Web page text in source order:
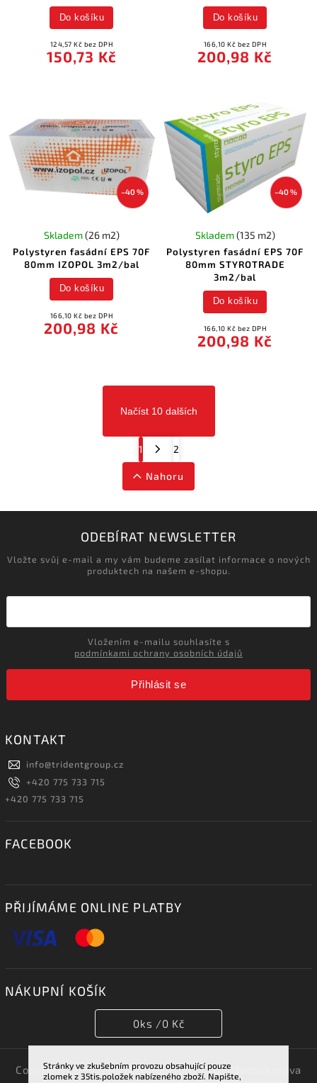
Stránky ve zkušebním provozu obsahující pouze
zlomek z 35tis.položek nabízeného zboží. Napište,
124,57 Kč bez DPH
150,73 Kč
Do košíku
166,10 Kč bez DPH
200,98 Kč
Do košíku
–40 %
Polystyren fasádní EPS 70F
80mm IZOPOL 3m2/bal
Skladem(26 m2)
166,10 Kč bez DPH
200,98 Kč
Do košíku
–40 %
Polystyren fasádní EPS 70F
80mm STYROTRADE
3m2/bal
Skladem(135 m2)
166,10 Kč bez DPH
200,98 Kč
Do košíku
Načíst 10 dalších
1 2
Nahoru
ODEBÍRAT NEWSLETTER
Vložte svůj e-mail a my vám budeme zasílat informace o nových
produktech na našem e-shopu.
podmínkami ochrany osobních údajů
Přihlásit se
KONTAKT
info@tridentgroup.cz
+420 775 733 715
+420 775 733 715
FACEBOOK
PŘIJÍMÁME ONLINE PLATBY
NÁKUPNÍ KOŠÍK
0ks /0 Kč
Copyright 2026TRIDENT GROUP 007 s.r.o.. Všechna práva